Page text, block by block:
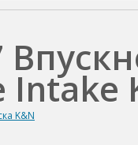
Intake
K&N